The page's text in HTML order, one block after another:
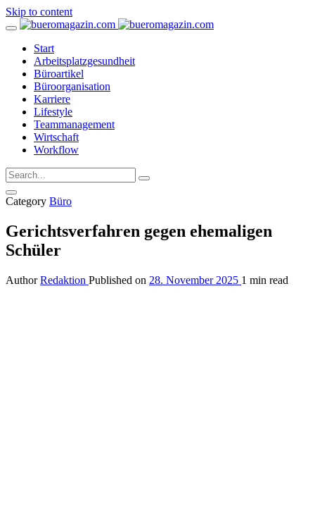
Skip to content
Start
Arbeitsplatzgesundheit
Büroartikel
Büroorganisation
Karriere
Lifestyle
Teammanagement
Wirtschaft
Workflow
Category Büro
Gerichtsverfahren gegen ehemaligen
Schüler
Author Redaktion Published on 28. November 2025 1 min read